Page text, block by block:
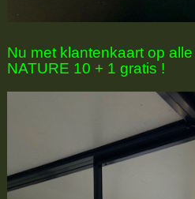
Nu met klantenkaart op
NATURE 10 + 1 gratis !